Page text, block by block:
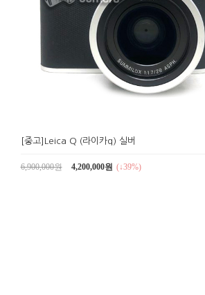
[중고]Leica Q (라이카q) 실버
6,900,000원 4,200,000원 (↓39%)